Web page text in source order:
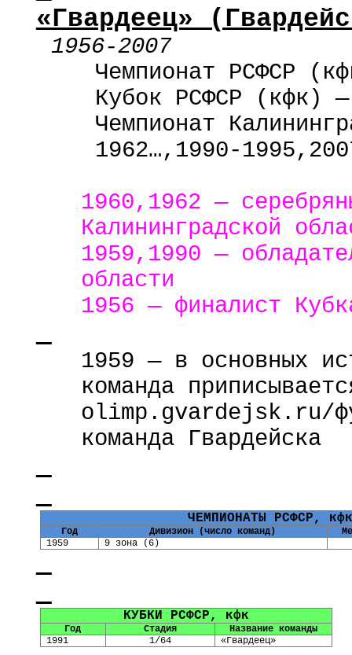
«Гвардеец»
1956-2007
Чемпионат РСФСР (
Кубок РСФСР ( кфк )
Чемпионат
1962…,1990-
1960,1962 —
Калининградской
1959,1990 —
области
1956 — финалист
1959 — в основных
команда
olimp.gvardejsk.ru/
команда Гвардейска
ЧЕМПИОНАТЫ РСФСР,
Год Дивизион (число команд)
1959
9 зона (6)
КУБКИ РСФСР, кфк
Год Стадия
Название команды
1991
1/64 «Гвардеец»